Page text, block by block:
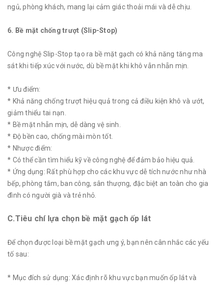
ngủ, phòng khách, mang lại cảm giác thoải mái và dễ chịu.
6. Bề mặt chống trượt (Slip-Stop)
Công nghệ Slip-Stop tạo ra bề mặt gạch có khả năng tăng ma
sát khi tiếp xúc với nước, dù bề mặt khi khô vẫn nhẵn mịn.
* Ưu điểm:
* Khả năng chống trượt hiệu quả trong cả điều kiện khô và ướt,
giảm thiểu tai nạn.
* Bề mặt nhẵn mịn, dễ dàng vệ sinh.
* Độ bền cao, chống mài mòn tốt.
* Nhược điểm:
* Có thể cần tìm hiểu kỹ về công nghệ để đảm bảo hiệu quả.
* Ứng dụng: Rất phù hợp cho các khu vực dễ tích nước như nhà
bếp, phòng tắm, ban công, sân thượng, đặc biệt an toàn cho gia
đình có người già và trẻ nhỏ.
C.Tiêu chí lựa chọn bề mặt gạch ốp lát
Để chọn được loại bề mặt gạch ưng ý, bạn nên cân nhắc các yếu
tố sau:
* Mục đích sử dụng: Xác định rõ khu vực bạn muốn ốp lát và